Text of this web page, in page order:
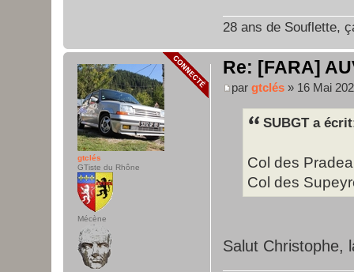
28 ans de Souflette,
Re: [FARA]
par gtclés » 16 Mai
SUBGT a
Col des
Col des
Salut Christophe,
gtclés
GTiste du Rhône
Mécène